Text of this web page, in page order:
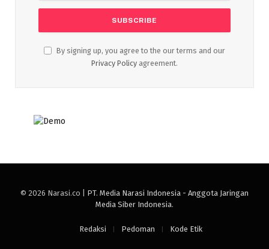
By signing up, you agree to the our terms and our
Privacy Policy agreement.
© 2026 Narasi.co | PT. Media Narasi Indonesia - Anggota Jaringan
Media Siber Indonesia.
Redaksi Pedoman Kode Etik